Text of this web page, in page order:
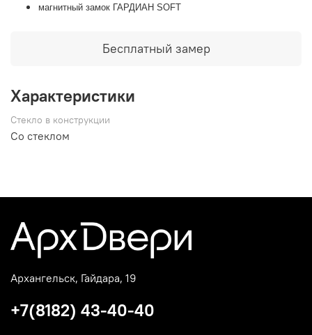
магнитный замок ГАРДИАН SOFT
Бесплатный замер
Характеристики
Стекло в конструкции
Со стеклом
Архангельск, Гайдара, 19
+7(8182) 43-40-40